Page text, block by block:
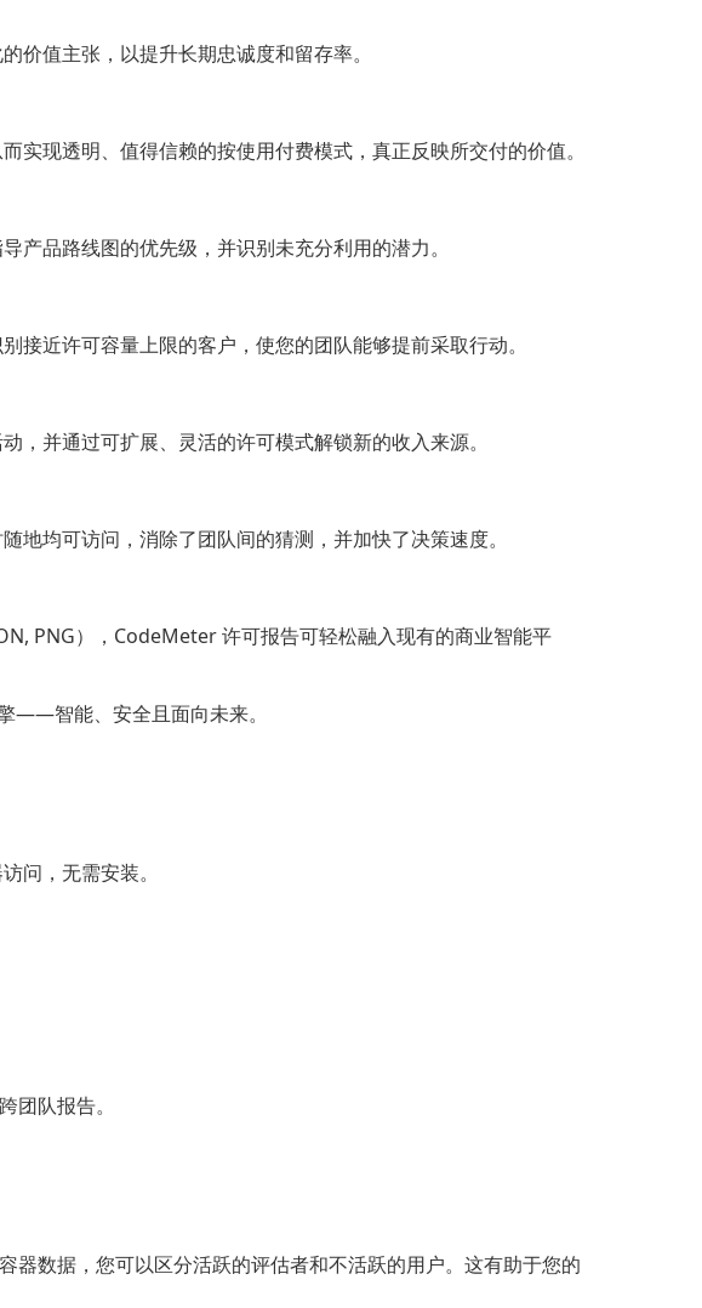
价值主张，以提升长期忠诚度和留存率。
现透明、值得信赖的按使用付费模式，真正反映所交付的价值。
品路线图的优先级，并识别未充分利用的潜力。
近许可容量上限的客户，使您的团队能够提前采取行动。
并通过可扩展、灵活的许可模式解锁新的收入来源。
均可访问，消除了团队间的猜测，并加快了决策速度。
PNG），CodeMeter 许可报告可轻松融入现有的商业智能平
——智能、安全且面向未来。
问，无需安装。
队报告。
器数据，您可以区分活跃的评估者和不活跃的用户。这有助于您的